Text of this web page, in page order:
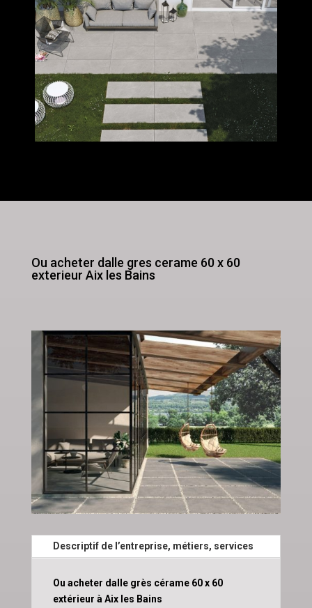
Ou acheter dalle gres cerame 60 x 60
exterieur Aix les Bains
Descriptif de l’entreprise, métiers, services
Ou acheter dalle grès cérame 60 x 60
extérieur à Aix les Bains